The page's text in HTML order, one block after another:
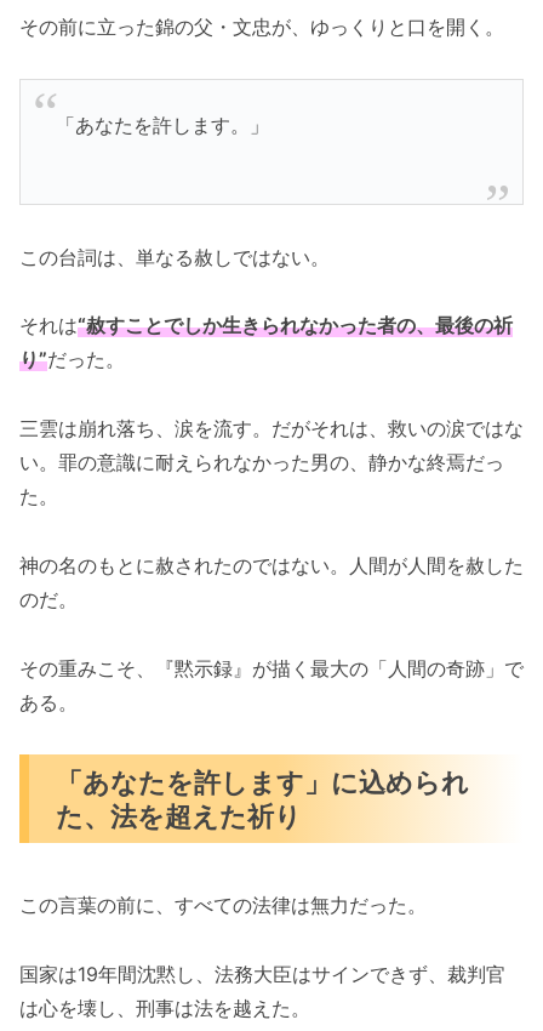
その前に立った錦の父・文忠が、ゆっくりと口を開く。
「あなたを許します。」
この台詞は、単なる赦しではない。
それは“赦すことでしか生きられなかった者の、最後の祈
り”だった。
三雲は崩れ落ち、涙を流す。だがそれは、救いの涙ではな
い。罪の意識に耐えられなかった男の、静かな終焉だっ
た。
神の名のもとに赦されたのではない。人間が人間を赦した
のだ。
その重みこそ、『黙示録』が描く最大の「人間の奇跡」で
ある。
「あなたを許します」に込められ
た、法を超えた祈り
この言葉の前に、すべての法律は無力だった。
国家は19年間沈黙し、法務大臣はサインできず、裁判官
は心を壊し、刑事は法を越えた。